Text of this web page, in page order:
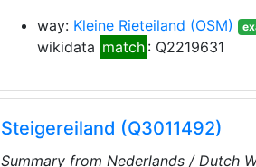
way: Kleine Rieteiland (OSM)
wikidata match : Q2219631
Steigereiland (Q3011492)
Summary from Nederlands / Dutch